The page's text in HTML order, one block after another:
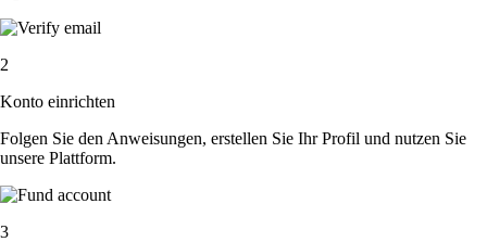
2
Konto einrichten
Folgen Sie den Anweisungen, erstellen Sie Ihr Profil und nutzen Sie
unsere Plattform.
3